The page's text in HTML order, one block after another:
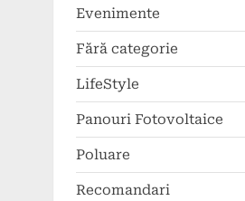
Evenimente
Fără categorie
LifeStyle
Panouri Fotovoltaice
Poluare
Recomandari